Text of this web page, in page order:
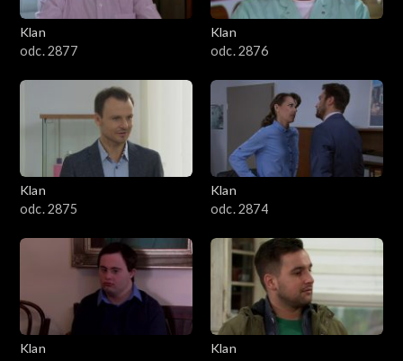
601–700
501–600
301–400
201–300
101–200
Klan
odc. 2877
Klan
odc. 2876
Klan
odc. 2875
Klan
odc. 2874
Klan
Klan